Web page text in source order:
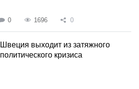
0 1696 0
Швеция выходит из затяжного
политического кризиса